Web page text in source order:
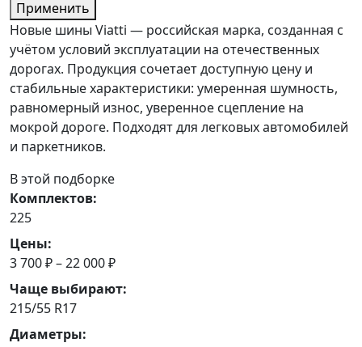
Применить
Новые шины Viatti — российская марка, созданная с
учётом условий эксплуатации на отечественных
дорогах. Продукция сочетает доступную цену и
стабильные характеристики: умеренная шумность,
равномерный износ, уверенное сцепление на
мокрой дороге. Подходят для легковых автомобилей
и паркетников.
В этой подборке
Комплектов:
225
Цены:
3 700 ₽ – 22 000 ₽
Чаще выбирают:
215/55 R17
Диаметры: